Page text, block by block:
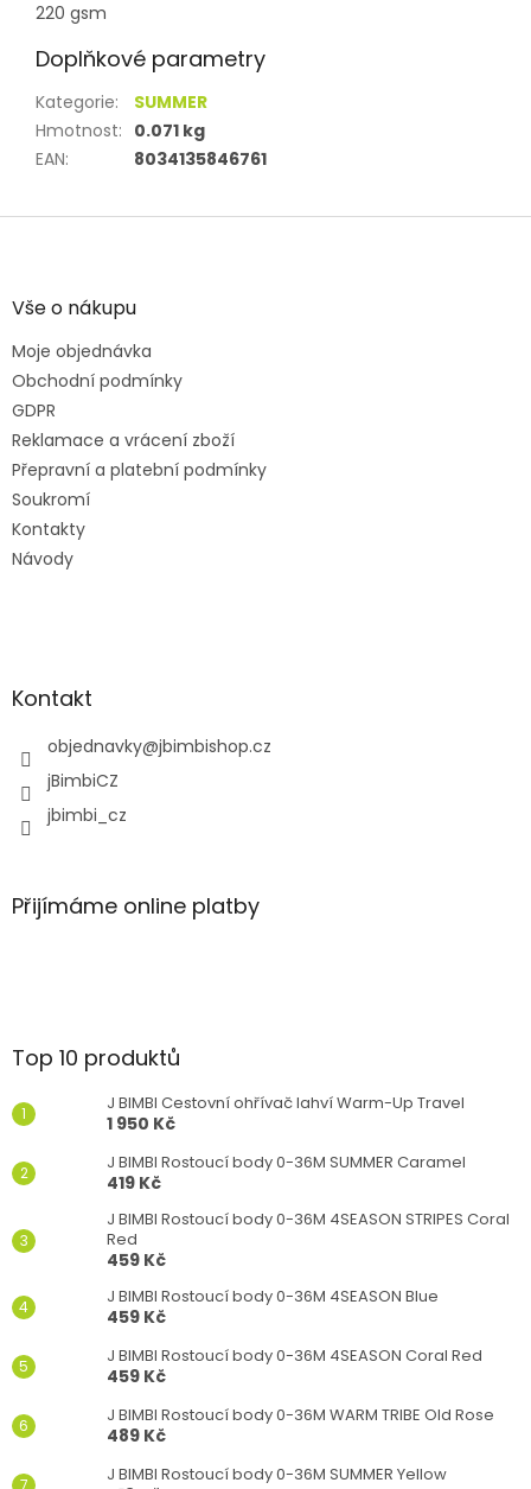
220 gsm
Doplňkové parametry
Kategorie:
SUMMER
Hmotnost: 0.071 kg
EAN: 8034135846761
Z
aVše o nákupu
Moje objednávka
Obchodní podmínky
GDPR
Reklamace a vrácení zboží
Přepravní a platební podmínky
Soukromí
Kontakty
Návody
Kontakt
objednavky@jbimbishop.cz
jBimbiCZ
jbimbi_cz
Přijímáme online platby
Top 10 produktů
J BIMBI Cestovní ohřívač lahví Warm-Up Travel
1 950 Kč
J BIMBI Rostoucí body 0-36M SUMMER Caramel
419 Kč
J BIMBI Rostoucí body 0-36M 4SEASON STRIPES Coral
Red
459 Kč
J BIMBI Rostoucí body 0-36M 4SEASON Blue
459 Kč
J BIMBI Rostoucí body 0-36M 4SEASON Coral Red
459 Kč
J BIMBI Rostoucí body 0-36M WARM TRIBE Old Rose
489 Kč
J BIMBI Rostoucí body 0-36M SUMMER Yellow